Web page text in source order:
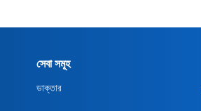
সেবা সমূহ
ডাক্তার